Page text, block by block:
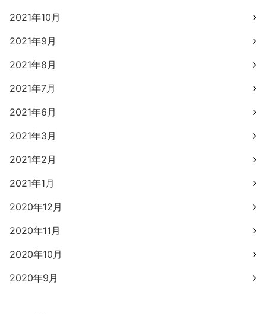
2021年10月
2021年9月
2021年8月
2021年7月
2021年6月
2021年3月
2021年2月
2021年1月
2020年12月
2020年11月
2020年10月
2020年9月